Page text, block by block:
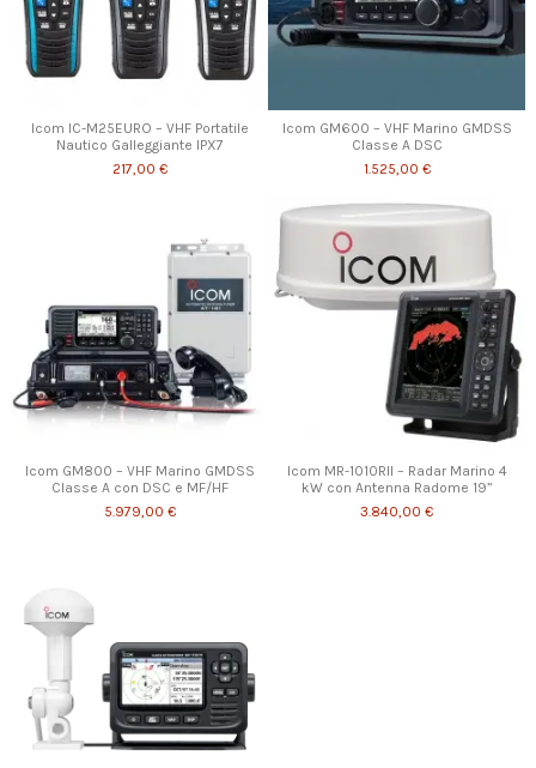
Icom IC-M25EURO – VHF Portatile
Nautico Galleggiante IPX7
217,00 €
Icom GM600 – VHF Marino GMDSS
Classe A DSC
1.525,00 €
Icom GM800 – VHF Marino GMDSS
Classe A con DSC e MF/HF
5.979,00 €
Icom MR-1010RII – Radar Marino 4
kW con Antenna Radome 19”
3.840,00 €